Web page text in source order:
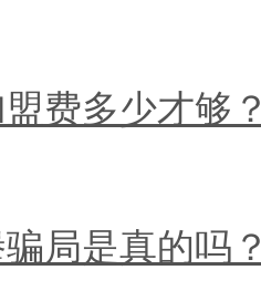
费多少才够
局是真的吗